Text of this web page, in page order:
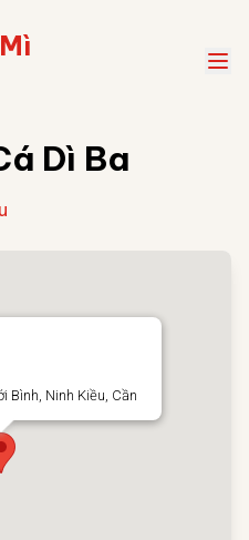
Dì Ba
Bình, Ninh Kiều, Cần